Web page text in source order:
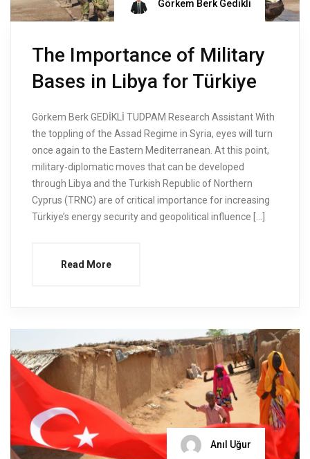
Görkem Berk Gedikli
The Importance of Military
Bases in Libya for Türkiye
Görkem Berk GEDİKLİ TUDPAM Research Assistant With
the toppling of the Assad Regime in Syria, eyes will turn
once again to the Eastern Mediterranean. At this point,
military-diplomatic moves that can be developed
through Libya and the Turkish Republic of Northern
Cyprus (TRNC) are of critical importance for increasing
Türkiye’s energy security and geopolitical influence […]
Read More
Anıl Uğur